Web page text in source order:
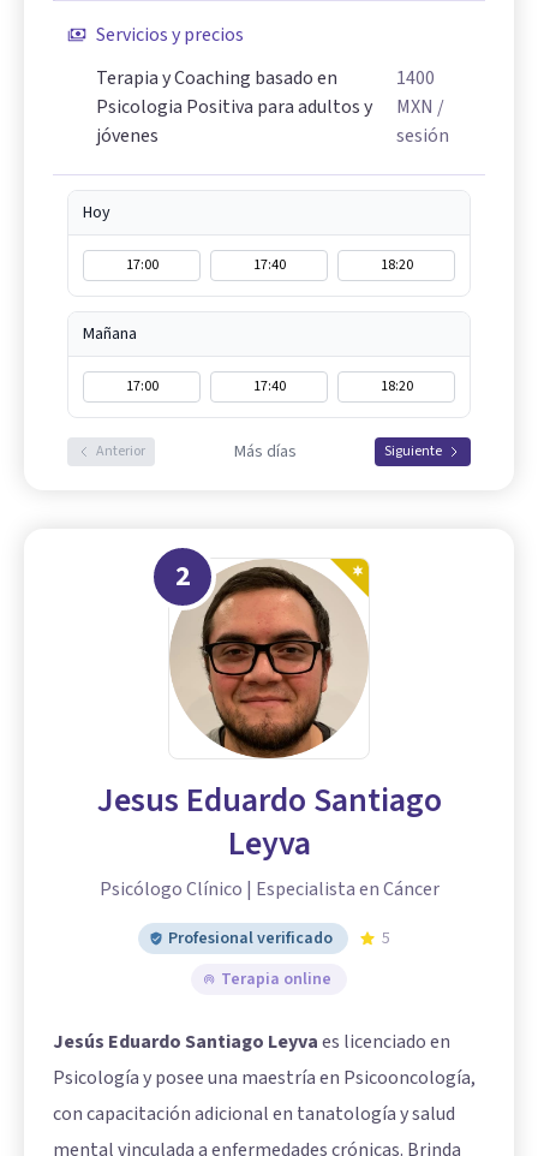
Servicios y precios
Terapia y Coaching basado en
Psicologia Positiva para adultos y
jóvenes
1400
MXN /
sesión
Hoy
17:00 17:40 18:20
Mañana
17:00 17:40 18:20
Anterior Más días Siguiente
2
Jesus Eduardo Santiago
Leyva
Psicólogo Clínico | Especialista en Cáncer
Profesional verificado
5
Terapia online
Jesús Eduardo Santiago Leyvaes licenciado en
Psicología y posee una maestría en Psicooncología,
con capacitación adicional en tanatología y salud
mental vinculada a enfermedades crónicas. Brinda